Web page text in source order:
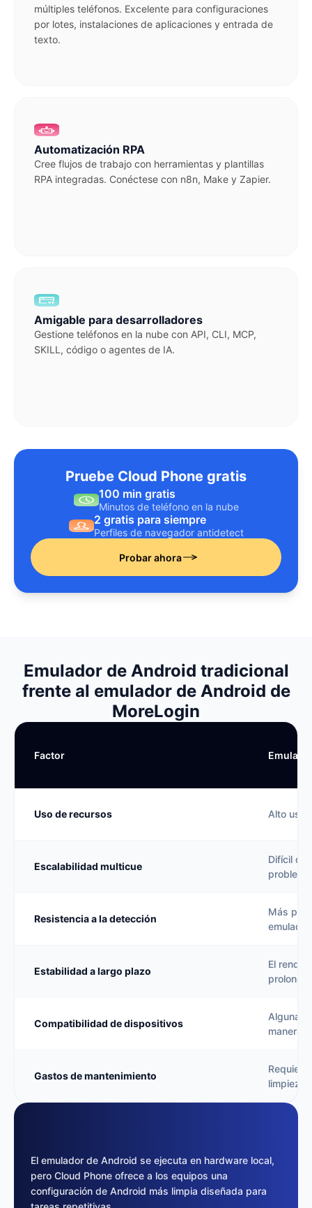
múltiples teléfonos. Excelente para configuraciones
por lotes, instalaciones de aplicaciones y entrada de
texto.
Automatización RPA
Cree flujos de trabajo con herramientas y plantillas
RPA integradas. Conéctese con n8n, Make y Zapier.
Amigable para desarrolladores
Gestione teléfonos en la nube con API, CLI, MCP,
SKILL, código o agentes de IA.
Pruebe Cloud Phone gratis
100 min gratis
Minutos de teléfono en la nube
2 gratis para siempre
Perfiles de navegador antidetect
Probar ahora
Emulador de Android tradicional
frente al emulador de Android de
MoreLogin
Factor
Uso de recursos Alto uso
Escalabilidad multicue
Difícil de
Resistencia a la detección
Más
emulador
Estabilidad a largo plazo
El
Compatibilidad de dispositivos
Algunas
manera
Gastos de mantenimiento
limpieza
El emulador de Android se ejecuta en hardware local,
pero Cloud Phone ofrece a los equipos una
configuración de Android más limpia diseñada para